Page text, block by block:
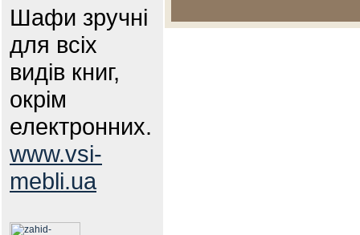
Шафи зручні
для всіх
видів книг,
окрім
електронних.
www.vsi-
mebli.ua